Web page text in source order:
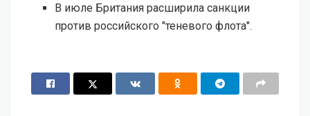
В июле Британия расширила санкции
против российского "теневого флота".